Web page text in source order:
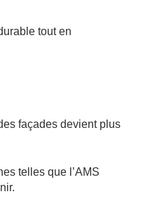
tout en
façades devient plus
telles que l’AMS